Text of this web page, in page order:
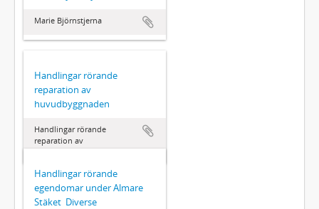
Marie Björnstjerna
Handlingar rörande
reparation av
huvudbyggnaden
Handlingar rörande
reparation av
huvudbyggnaden
Handlingar rörande
egendomar under Almare
Stäket  Diverse